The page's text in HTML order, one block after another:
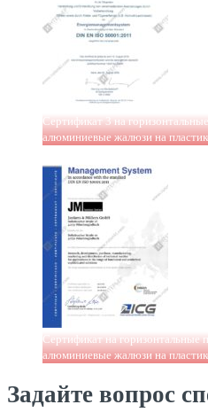
Сертификат 3 на
алюминиевые жалюзи на
Сертификат на горизонтальные
алюминиевые жалюзи на
Задайте вопрос